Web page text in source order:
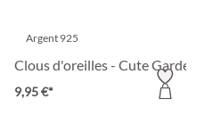
Argent 925
Clous d'oreilles - Cute Garden
9,95 €*